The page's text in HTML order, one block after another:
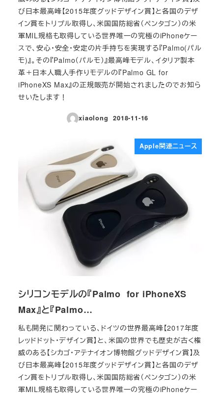
び日本最高峰【2015年度グッドデザイン賞】と各国のデザ
イン賞をトリプル取得し、米国国防総省（ペンタゴン）の米
軍MIL規格も取得している世界唯一の究極のiPhoneケー
スで、安心・安全・安定の片手持ちを実現する『Palmo(パル
モ)』。その『Palmo（パルモ）』最高峰モデル、イタリア製本
革＋日本人職人手作りモデルの『Palmo GL for
iPhoneXS Max』の正規販売が開始されましたのでお知ら
せいたします！
xiaolong
投稿日
2018-11-16
Apple関連ニュース
シリコンモデルの『Palmo for iPhoneXS
Max』と『Palmo…
私も開発に関わっている、ドイツの世界最高峰【2017年度
レッドドット・デザイン賞】と、米国の世界でも歴史が古く権
威のある【シカゴ・アテナイオン博物館グッドデザイン賞】及
び日本最高峰【2015年度グッドデザイン賞】と各国のデザ
イン賞をトリプル取得し、米国国防総省（ペンタゴン）の米
軍MIL規格も取得している世界唯一の究極のiPhoneケー